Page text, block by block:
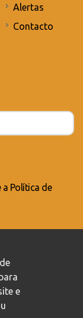
Alertas
Contacto
a Política de
e